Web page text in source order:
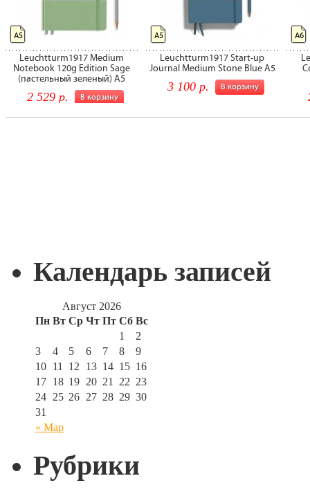
Календарь записей
Август 2026
Пн Вт Ср Чт Пт Сб Вс
« Мар
1
2
3
4 5 6 7 8
9
10 11 12 13 14 15 16
17 18 19 20 21 22 23
24 25 26 27 28 29 30
31
Рубрики